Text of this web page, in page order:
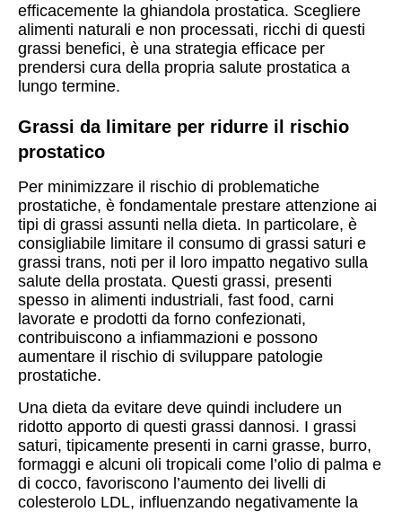
efficacemente la ghiandola prostatica. Scegliere
alimenti naturali e non processati, ricchi di questi
grassi benefici, è una strategia efficace per
prendersi cura della propria salute prostatica a
lungo termine.
Grassi da limitare per ridurre il rischio
prostatico
Per minimizzare il rischio di problematiche
prostatiche, è fondamentale prestare attenzione ai
tipi di grassi assunti nella dieta. In particolare, è
consigliabile limitare il consumo di grassi saturi e
grassi trans, noti per il loro impatto negativo sulla
salute della prostata. Questi grassi, presenti
spesso in alimenti industriali, fast food, carni
lavorate e prodotti da forno confezionati,
contribuiscono a infiammazioni e possono
aumentare il rischio di sviluppare patologie
prostatiche.
Una dieta da evitare deve quindi includere un
ridotto apporto di questi grassi dannosi. I grassi
saturi, tipicamente presenti in carni grasse, burro,
formaggi e alcuni oli tropicali come l’olio di palma e
di cocco, favoriscono l’aumento dei livelli di
colesterolo LDL, influenzando negativamente la